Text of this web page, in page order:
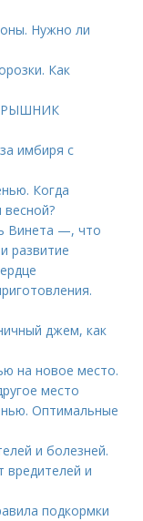
Нужно ли
Как
имбиря с
Когда
Винета —, что
развитие
джем, как
на новое место.
место
Оптимальные
и болезней.
вредителей и
подкормки